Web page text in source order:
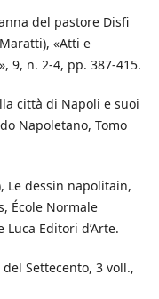
del pastore Disfi
«Atti e
9, n. 2-4, pp. 387-415.
città di Napoli e suoi
Napoletano, Tomo
Le dessin napolitain,
École Normale
Editori d’Arte.
Settecento, 3 voll.,